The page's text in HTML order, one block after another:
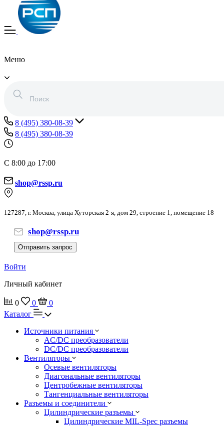
Меню
8 (495) 380-08-39
8 (495) 380-08-39
С 8:00 до 17:00
shop@rssp.ru
127287, г. Москва, улица Хуторская 2-я, дом 29, строение 1, помещение 18
shop@rssp.ru
Отправить запрос
Войти
Личный кабинет
0 0
0
Каталог
Источники питания
AC/DC преобразователи
DC/DC преобразователи
Вентиляторы
Осевые вентиляторы
Диагональные вентиляторы
Центробежные вентиляторы
Тангенциальные вентиляторы
Разъемы и соединители
Цилиндрические разъемы
Цилиндрические MIL-Spec разъемы